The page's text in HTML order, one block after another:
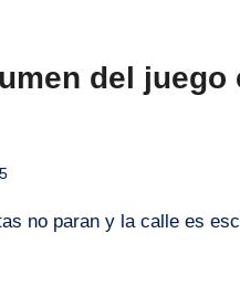
del juego
no paran y la calle es